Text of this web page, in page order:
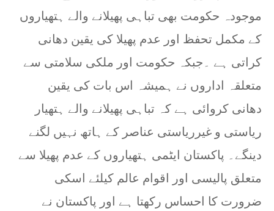
موجودہ حکومت بھی تباہی پھیلانے والے ہتھیاروں
کے مکمل تحفظ اور عدم پھیلا کی یقین دھانی
کراتی ہے ۔جبکہ حکومت اور ملکی سلامتی سے
متعلقہ اداروں نے ہمیشہ اس بات کی یقین
دھانی کروائی ہے کہ تباہی پھیلانے والے ہتھیار
ریاستی و غیرریاستی عناصر کے ہاتھ نہیں لگنے
دینگے۔ پاکستان ایٹمی ہتھیاروں کے عدم پھیلا سے
متعلق پالیسی اور اقوام عالم کیلئے اسکی
ضرورت کا احساس رکھتا ہے اور پاکستان نے